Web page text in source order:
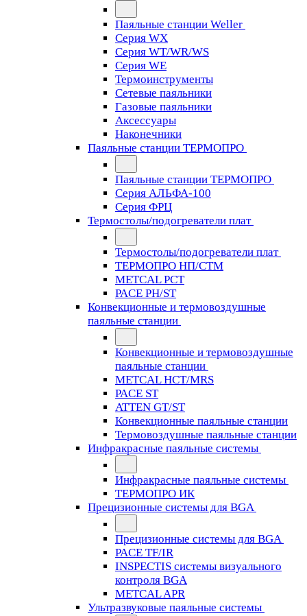
Паяльные станции Weller
Серия WX
Серия WT/WR/WS
Серия WE
Термоинструменты
Сетевые паяльники
Газовые паяльники
Аксессуары
Наконечники
Паяльные станции ТЕРМОПРО
Паяльные станции ТЕРМОПРО
Серия АЛЬФА-100
Серия ФРЦ
Термостолы/подогреватели плат
Термостолы/подогреватели плат
ТЕРМОПРО НП/СТМ
METCAL PCT
PACE PH/ST
Конвекционные и термовоздушные
паяльные станции
Конвекционные и термовоздушные
паяльные станции
METCAL HCT/MRS
PACE ST
ATTEN GT/ST
Конвекционные паяльные станции
Термовоздушные паяльные станции
Инфракрасные паяльные системы
Инфракрасные паяльные системы
ТЕРМОПРО ИК
Прецизионные системы для BGA
Прецизионные системы для BGA
PACE TF/IR
INSPECTIS системы визуального
контроля BGA
METCAL APR
Ультразвуковые паяльные системы